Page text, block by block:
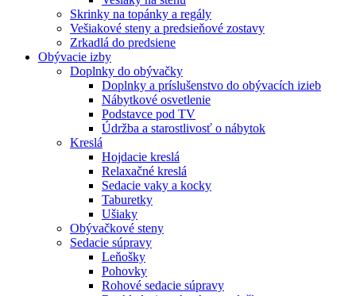
Skrinky na topánky a regály
Vešiakové steny a predsieňové zostavy
Zrkadlá do predsiene
Obývacie izby
Doplnky do obývačky
Doplnky a príslušenstvo do obývacích izieb
Nábytkové osvetlenie
Podstavce pod TV
Údržba a starostlivosť o nábytok
Kreslá
Hojdacie kreslá
Relaxačné kreslá
Sedacie vaky a kocky
Taburetky
Ušiaky
Obývačkové steny
Sedacie súpravy
Leňošky
Pohovky
Rohové sedacie súpravy